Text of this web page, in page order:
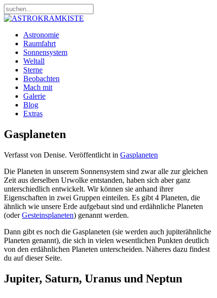
Astronomie
Raumfahrt
Sonnensystem
Weltall
Sterne
Beobachten
Mach mit
Galerie
Blog
Extras
Gasplaneten
Verfasst von Denise. Veröffentlicht in Gasplaneten
Die Planeten in unserem Sonnensystem sind zwar alle zur gleichen
Zeit aus derselben Urwolke entstanden, haben sich aber ganz
unterschiedlich entwickelt. Wir können sie anhand ihrer
Eigenschaften in zwei Gruppen einteilen. Es gibt 4 Planeten, die
ähnlich wie unsere Erde aufgebaut sind und erdähnliche Planeten
(oderGesteinsplaneten) genannt werden.
Dann gibt es noch die Gasplaneten (sie werden auch jupiterähnliche
Planeten genannt), die sich in vielen wesentlichen Punkten deutlich
von den erdähnlichen Planeten unterscheiden. Näheres dazu findest
du auf dieser Seite.
Jupiter, Saturn, Uranus und Neptun